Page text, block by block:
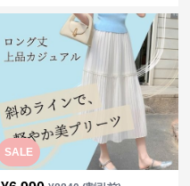
SALE